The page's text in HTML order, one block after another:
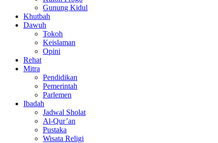
Gunung Kidul
Khutbah
Dawuh
Tokoh
Keislaman
Opini
Rehat
Mitra
Pendidikan
Pemerintah
Parlemen
Ibadah
Jadwal Sholat
Al-Qur’an
Pustaka
Wisata Religi